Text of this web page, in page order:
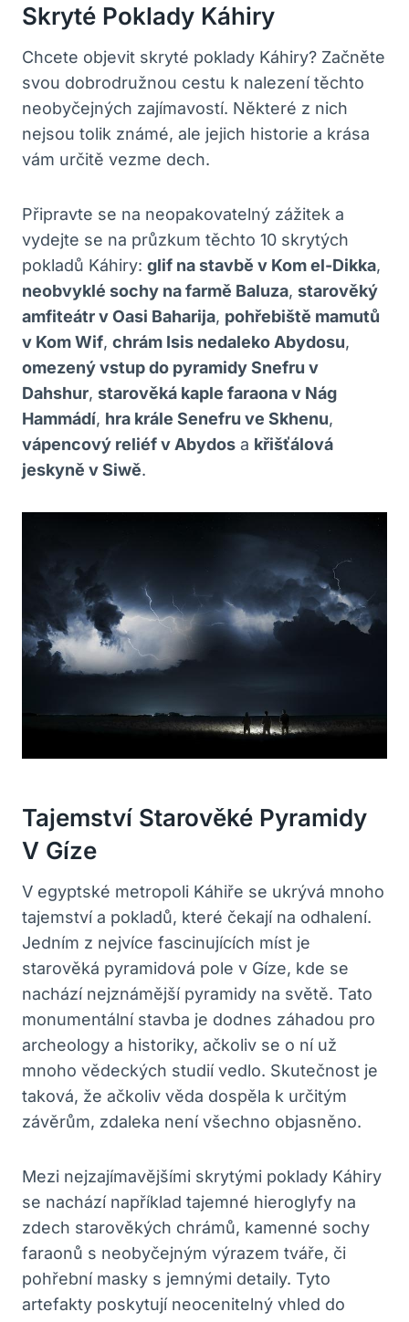
Skryté Poklady Káhiry
Chcete objevit skryté poklady Káhiry? Začněte
svou dobrodružnou cestu k nalezení těchto
neobyčejných zajímavostí. Některé z nich
nejsou tolik známé, ale jejich historie a krása
vám určitě vezme dech.
Připravte se na neopakovatelný zážitek a
vydejte se na průzkum těchto 10 skrytých
pokladů Káhiry: glif na stavbě v Kom el-Dikka,
neobvyklé sochy na farmě Baluza, starověký
amfiteátr v Oasi Baharija, pohřebiště mamutů
v Kom Wif, chrám Isis nedaleko Abydosu,
omezený vstup do pyramidy Snefru v
Dahshur, starověká kaple faraona v Nág
Hammádí, hra krále Senefru ve Skhenu,
vápencový reliéf v Abydos a křišťálová
jeskyně v Siwě.
Tajemství Starověké Pyramidy
V Gíze
V egyptské metropoli Káhiře se ukrývá mnoho
tajemství a pokladů, které čekají na odhalení.
Jedním z nejvíce fascinujících míst je
starověká pyramidová pole v Gíze, kde se
nachází nejznámější pyramidy na světě. Tato
monumentální stavba je dodnes záhadou pro
archeology a historiky, ačkoliv se o ní už
mnoho vědeckých studií vedlo. Skutečnost je
taková, že ačkoliv věda dospěla k určitým
závěrům, zdaleka není všechno objasněno.
Mezi nejzajímavějšími skrytými poklady Káhiry
se nachází například tajemné hieroglyfy na
zdech starověkých chrámů, kamenné sochy
faraonů s neobyčejným výrazem tváře, či
pohřební masky s jemnými detaily. Tyto
artefakty poskytují neocenitelný vhled do